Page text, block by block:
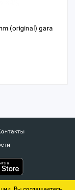
(original) gara